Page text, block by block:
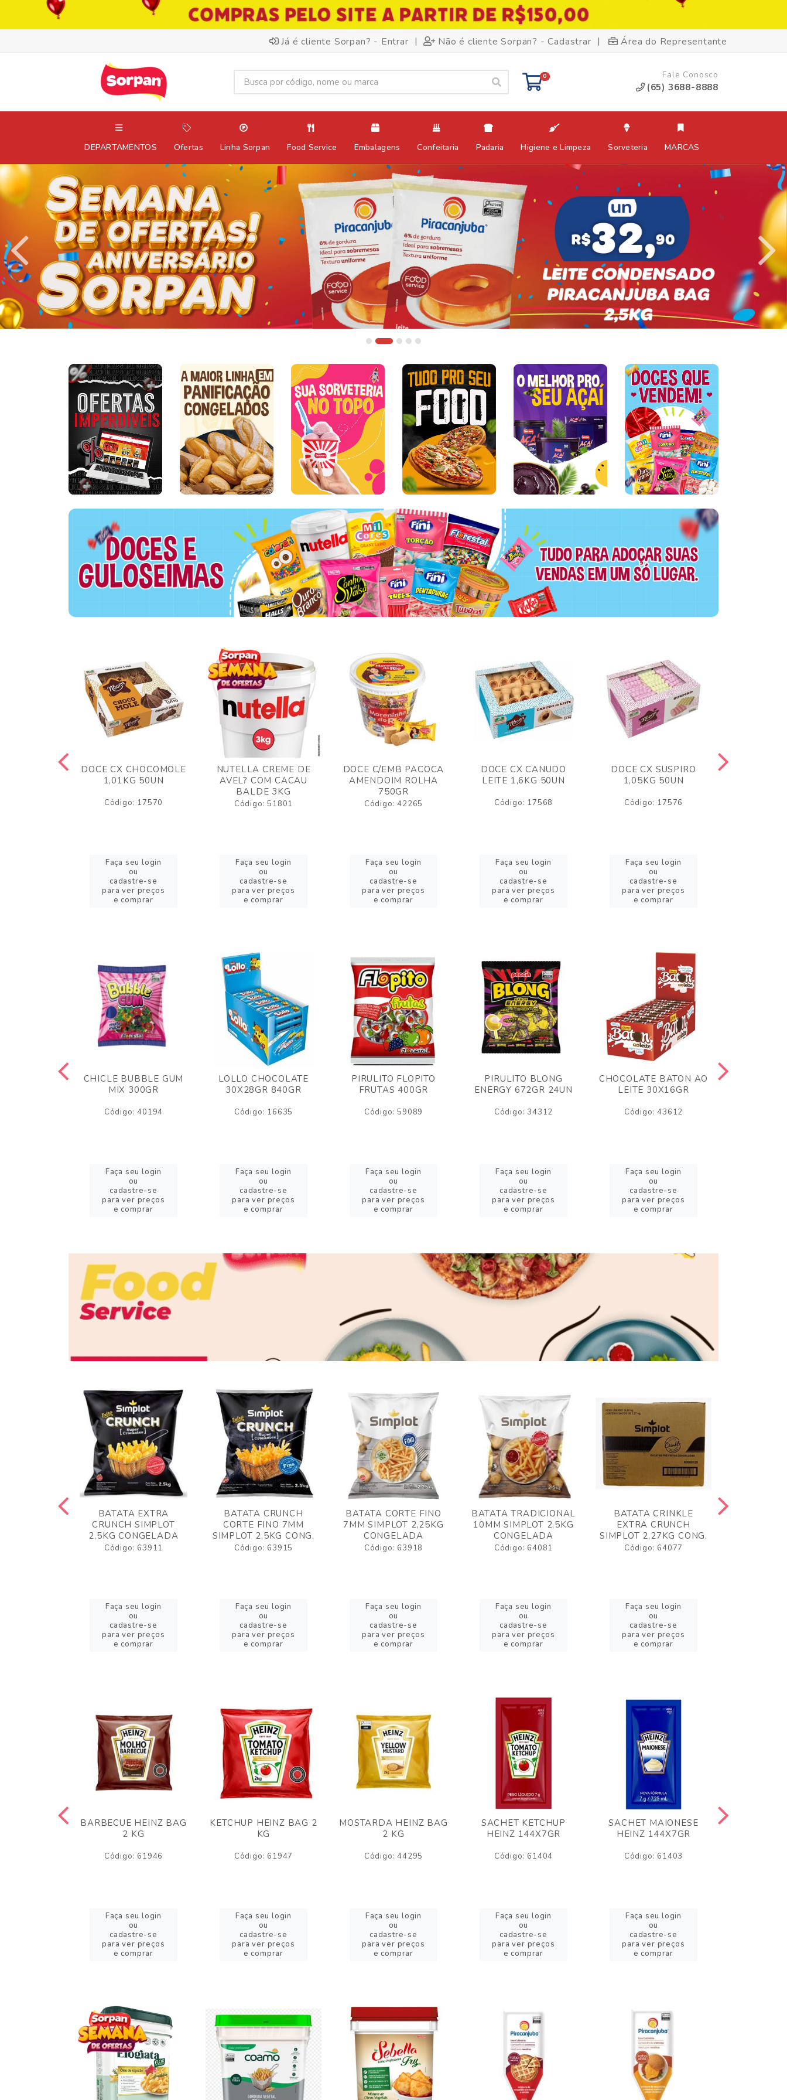
Já é cliente Sorpan? - Entrar | Não é cliente Sorpan? - Cadastrar | Área do Representante
0 Fale Conosco
(65) 3688-8888
DEPARTAMENTOS Ofertas Linha Sorpan Food Service Embalagens Confeitaria Padaria Higiene e Limpeza Sorveteria MARCAS
DOCE CX CHOCOMOLE
1,01KG 50UN
Código: 17570
Faça seu login
ou
cadastre-se
para ver preços
e comprar
NUTELLA CREME DE
AVEL? COM CACAU
BALDE 3KG
Código: 51801
Faça seu login
ou
cadastre-se
para ver preços
e comprar
DOCE C/EMB PACOCA
AMENDOIM ROLHA
750GR
Código: 42265
Faça seu login
ou
cadastre-se
para ver preços
e comprar
DOCE CX CANUDO
LEITE 1,6KG 50UN
Código: 17568
Faça seu login
ou
cadastre-se
para ver preços
e comprar
DOCE CX SUSPIRO
1,05KG 50UN
Código: 17576
Faça seu login
ou
cadastre-se
para ver preços
e comprar
CHICLE BUBBLE GUM
MIX 300GR
Código: 40194
Faça seu login
ou
cadastre-se
para ver preços
e comprar
LOLLO CHOCOLATE
30X28GR 840GR
Código: 16635
Faça seu login
ou
cadastre-se
para ver preços
e comprar
PIRULITO FLOPITO
FRUTAS 400GR
Código: 59089
Faça seu login
ou
cadastre-se
para ver preços
e comprar
PIRULITO BLONG
ENERGY 672GR 24UN
Código: 34312
Faça seu login
ou
cadastre-se
para ver preços
e comprar
CHOCOLATE BATON AO
LEITE 30X16GR
Código: 43612
Faça seu login
ou
cadastre-se
para ver preços
e comprar
BATATA EXTRA
CRUNCH SIMPLOT
2,5KG CONGELADA
Código: 63911
Faça seu login
ou
cadastre-se
para ver preços
e comprar
BATATA CRUNCH
CORTE FINO 7MM
SIMPLOT 2,5KG CONG.
Código: 63915
Faça seu login
ou
cadastre-se
para ver preços
e comprar
BATATA CORTE FINO
7MM SIMPLOT 2,25KG
CONGELADA
Código: 63918
Faça seu login
ou
cadastre-se
para ver preços
e comprar
BATATA TRADICIONAL
10MM SIMPLOT 2,5KG
CONGELADA
Código: 64081
Faça seu login
ou
cadastre-se
para ver preços
e comprar
BATATA CRINKLE
EXTRA CRUNCH
SIMPLOT 2,27KG CONG.
Código: 64077
Faça seu login
ou
cadastre-se
para ver preços
e comprar
BARBECUE HEINZ BAG
2 KG
Código: 61946
Faça seu login
ou
cadastre-se
para ver preços
e comprar
KETCHUP HEINZ BAG 2
KG
Código: 61947
Faça seu login
ou
cadastre-se
para ver preços
e comprar
MOSTARDA HEINZ BAG
2 KG
Código: 44295
Faça seu login
ou
cadastre-se
para ver preços
e comprar
SACHET KETCHUP
HEINZ 144X7GR
Código: 61404
Faça seu login
ou
cadastre-se
para ver preços
e comprar
SACHET MAIONESE
HEINZ 144X7GR
Código: 61403
Faça seu login
ou
cadastre-se
para ver preços
e comprar